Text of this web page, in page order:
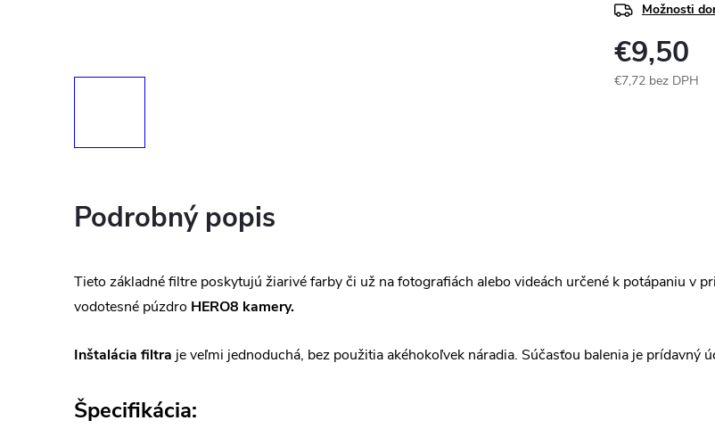
Možnosti
€9,50
€7,72 bez DPH
Podrobný popis
Tieto základné filtre poskytujú žiarivé farby či už na fotografiách alebo videách určené k potápaniu v
vodotesné púzdro HERO8 kamery.
Inštalácia filtra je veľmi jednoduchá, bez použitia akéhokoľvek náradia. Súčasťou balenia je prídavný
Špecifikácia: